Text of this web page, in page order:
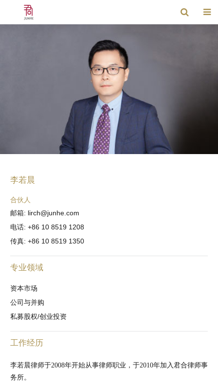
李若晨
合伙人
邮箱: lirch@junhe.com
电话: +86 10 8519 1208
传真: +86 10 8519 1350
专业领域
资本市场
公司与并购
私募股权/创业投资
工作经历
李若晨律师于2008年开始从事律师职业，于2010年加入君合律师事
务所。